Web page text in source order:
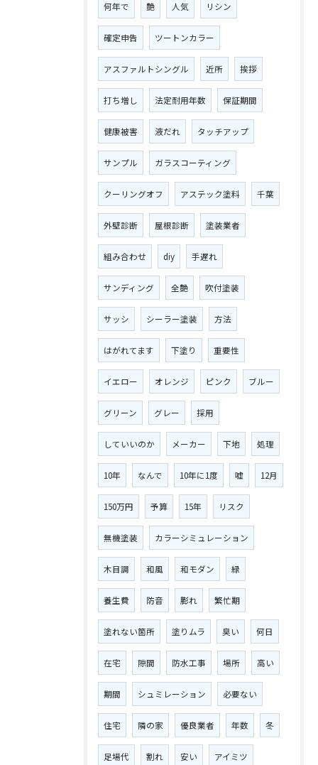
何年で 艶 人気 リシン
確定申告 ツートンカラー
アスファルトシングル 近所 挨拶
打ち増し 法定耐用年数 保証期間
健康被害 液だれ タッチアップ
サンプル ガラスコーティング
クーリングオフ アステック塗料 千葉
外壁診断 屋根診断 塗装業者
組み合わせ diy 手遅れ
サンディング 全艶 吹付塗装
サッシ シーラー塗装 方法
はがれてます 下塗り 重要性
イエロー オレンジ ピンク ブルー
グリーン グレー 採用
していいのか メーカー 下地 処理
10年 なんで 10年に1度 嘘 12月
150万円 予算 15年 リスク
無機塗装 カラーシミュレーション
木目調 和風 和モダン 緑
養生費 防音 膨れ 繁忙期
塗れない箇所 塗りムラ 臭い 何日
在宅 隙間 防水工事 場所 高い
期間 シュミレーション 必要ない
住宅 隣の家 優良業者 年数 冬
足場代 割れ 安い アイミツ